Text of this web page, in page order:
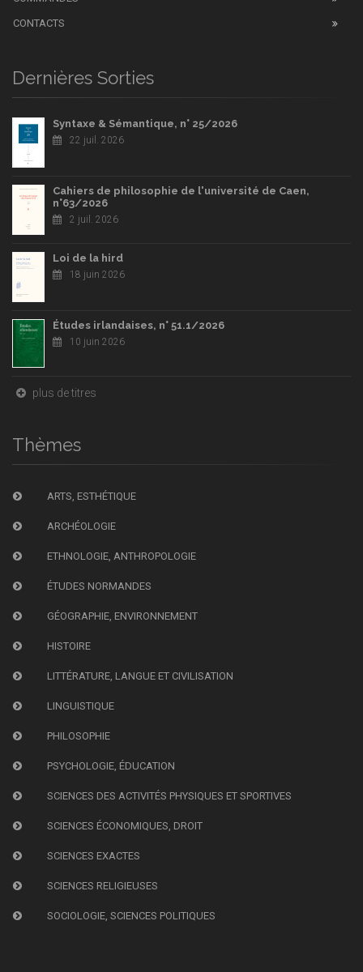
CONTACTS
Dernières Sorties
Syntaxe & Sémantique, n° 25/2026
22 juil. 2026
Cahiers de philosophie de l'université de Caen,
n°63/2026
2 juil. 2026
Loi de la hird
18 juin 2026
Études irlandaises, n° 51.1/2026
10 juin 2026
plus de titres
Thèmes
ARTS, ESTHÉTIQUE
ARCHÉOLOGIE
ETHNOLOGIE, ANTHROPOLOGIE
ÉTUDES NORMANDES
GÉOGRAPHIE, ENVIRONNEMENT
HISTOIRE
LITTÉRATURE, LANGUE ET CIVILISATION
LINGUISTIQUE
PHILOSOPHIE
PSYCHOLOGIE, ÉDUCATION
SCIENCES DES ACTIVITÉS PHYSIQUES ET SPORTIVES
SCIENCES ÉCONOMIQUES, DROIT
SCIENCES EXACTES
SCIENCES RELIGIEUSES
SOCIOLOGIE, SCIENCES POLITIQUES